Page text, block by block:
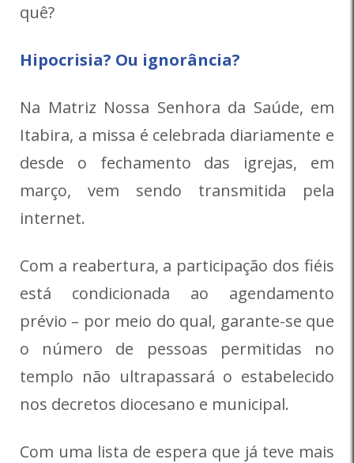
quê?
Hipocrisia? Ou ignorância?
Na Matriz Nossa Senhora da Saúde, em
Itabira, a missa é celebrada diariamente e
desde o fechamento das igrejas, em
março, vem sendo transmitida pela
internet.
Com a reabertura, a participação dos fiéis
está condicionada ao agendamento
prévio – por meio do qual, garante-se que
o número de pessoas permitidas no
templo não ultrapassará o estabelecido
nos decretos diocesano e municipal.
Com uma lista de espera que já teve mais